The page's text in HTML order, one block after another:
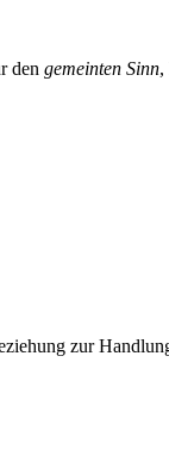
den gemeinten Sinn,
zur